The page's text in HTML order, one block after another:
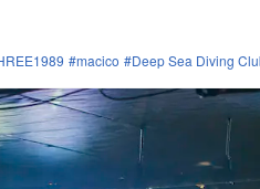
macico Deep Sea Diving